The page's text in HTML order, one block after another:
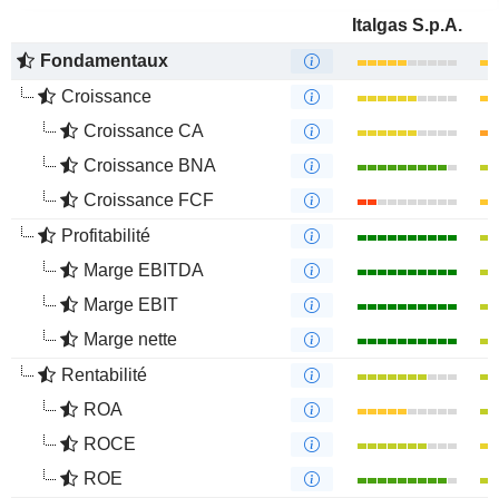
Italgas S.p.A.
Fondamentaux
Croissance
Croissance CA
Croissance BNA
Croissance FCF
Profitabilité
Marge EBITDA
Marge EBIT
Marge nette
Rentabilité
ROA
ROCE
ROE